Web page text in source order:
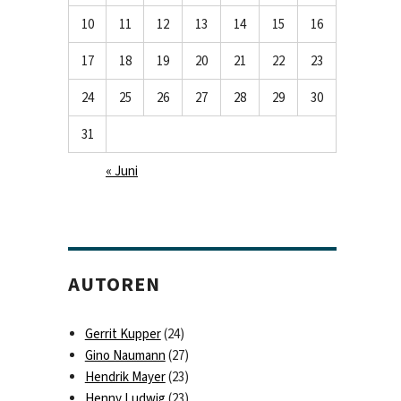
10 11 12 13 14 15 16
17 18 19 20 21 22 23
24 25 26 27 28 29 30
31
« Juni
AUTOREN
Gerrit Kupper(24)
Gino Naumann (27)
Hendrik Mayer(23)